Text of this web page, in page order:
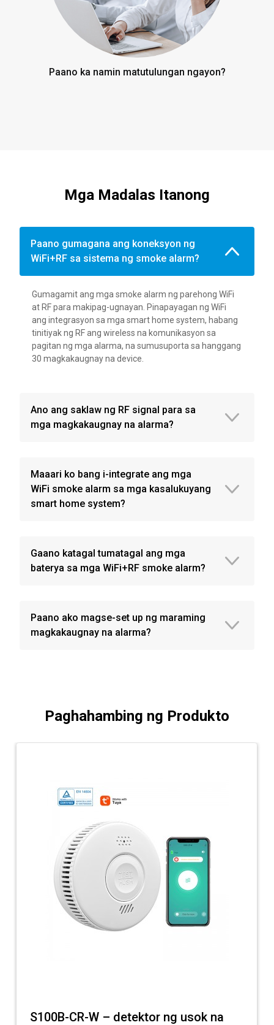
Paano ka namin matutulungan ngayon?
Mga Madalas Itanong
Paano gumagana ang koneksyon ng
WiFi+RF sa sistema ng smoke alarm?
Gumagamit ang mga smoke alarm ng parehong WiFi
at RF para makipag-ugnayan. Pinapayagan ng WiFi
ang integrasyon sa mga smart home system, habang
tinitiyak ng RF ang wireless na komunikasyon sa
pagitan ng mga alarma, na sumusuporta sa hanggang
30 magkakaugnay na device.
Ano ang saklaw ng RF signal para sa
mga magkakaugnay na alarma?
Maaari ko bang i-integrate ang mga
WiFi smoke alarm sa mga kasalukuyang
smart home system?
Gaano katagal tumatagal ang mga
baterya sa mga WiFi+RF smoke alarm?
Paano ako magse-set up ng maraming
magkakaugnay na alarma?
Paghahambing ng Produkto
S100B-CR-W – detektor ng usok na